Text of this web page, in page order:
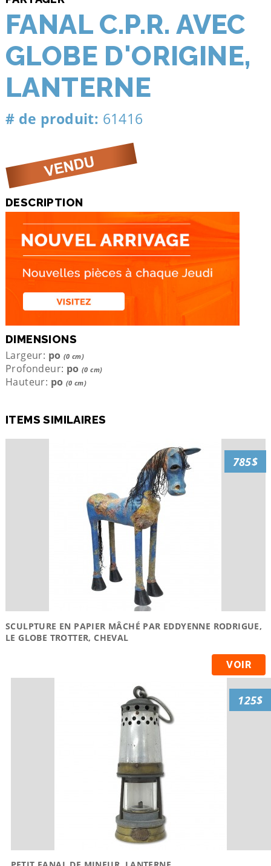
FANAL C.P.R. AVEC
GLOBE D'ORIGINE,
LANTERNE
# de produit: 61416
DESCRIPTION
DIMENSIONS
Largeur: po (0 cm)
Profondeur: po (0 cm)
Hauteur: po (0 cm)
ITEMS SIMILAIRES
SCULPTURE EN PAPIER MÂCHÉ PAR EDDYENNE RODRIGUE,
LE GLOBE TROTTER, CHEVAL
VOIR
785$
125$